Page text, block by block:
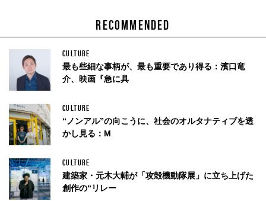
RECOMMENDED
CULTURE
最も些細な事柄が、最も重要であり得る：濱口竜
介、映画『急に具
CULTURE
“ノンアル”の向こうに、社会のオルタナティブを透
かし見る：M
CULTURE
建築家・元木大輔が「攻殻機動隊展」に立ち上げた
創作の“リレー